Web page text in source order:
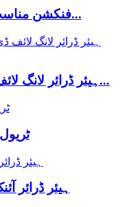
ہیئر ڈرائر Ionic فنکشن مناسب خاندانی سفر...
ہیئر ڈرائر لانگ لائف ڈی سی موٹر ہیئر بلو ڈرائر پی...
ہیئر ڈرائر